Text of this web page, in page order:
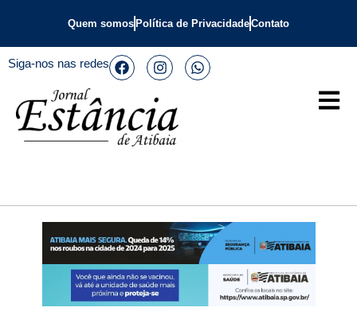
Quem somos Política de PrivacidadeContato
Siga-nos nas redes